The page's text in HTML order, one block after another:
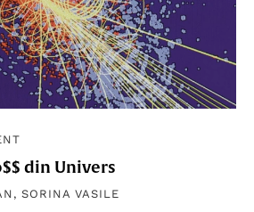
din Univers
, SORINA VASILE